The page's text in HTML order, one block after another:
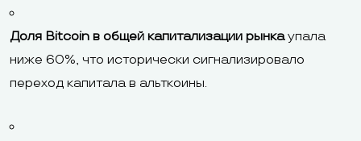
Доля Bitcoin в общей капитализации рынкаупала
ниже 60%, что исторически сигнализировало
переход капитала в альткоины.